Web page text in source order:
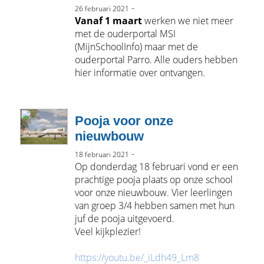
26 februari 2021 -
Vanaf 1 maartwerken we niet meer
met de ouderportal MSI
(MijnSchoolInfo) maar met de
ouderportal Parro. Alle ouders hebben
hier informatie over ontvangen.
Pooja voor onze
nieuwbouw
18 februari 2021 -
Op donderdag 18 februari vond er een
prachtige pooja plaats op onze school
voor onze nieuwbouw. Vier leerlingen
van groep 3/4 hebben samen met hun
juf de pooja uitgevoerd.
Veel kijkplezier!
https://youtu.be/_iLdh49_Lm8